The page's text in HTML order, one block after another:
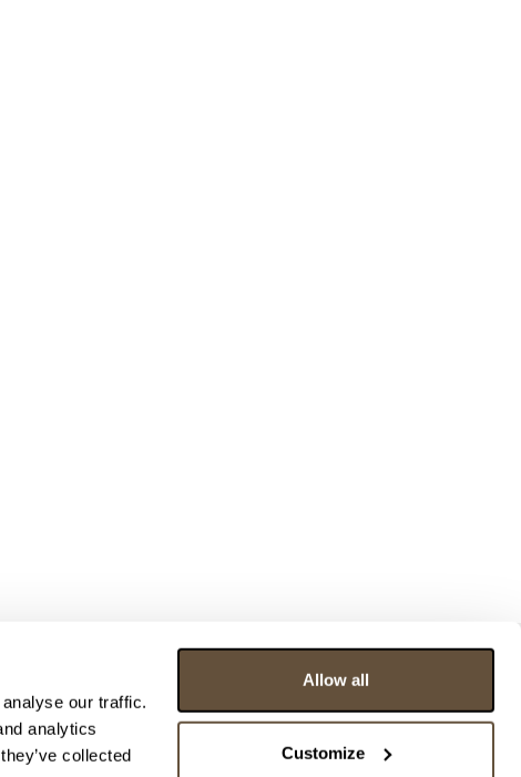
our traffic.
analytics
collected
Allow all
Customize